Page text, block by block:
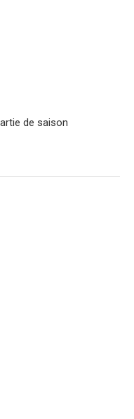
de saison